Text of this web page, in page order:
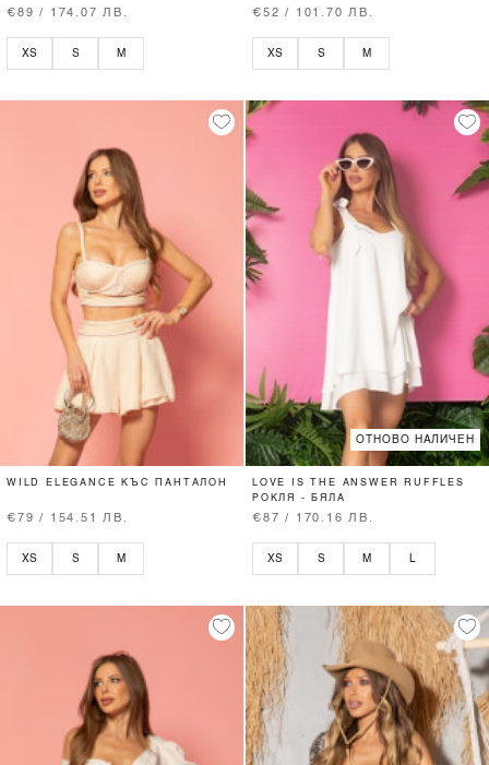
€89 / 174.07 ЛВ.
XS S M
€52 / 101.70 ЛВ.
XS S M
WILD ELEGANCE КЪС ПАНТАЛОН
€79 / 154.51 ЛВ.
XS S M
ОТНОВО НАЛИЧЕН
LOVE IS THE ANSWER RUFFLES
РОКЛЯ - БЯЛА
€87 / 170.16 ЛВ.
XS S M